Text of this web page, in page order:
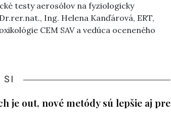
testy aerosólov na fyziologicky
Ing. Helena Kanďárová, ERT,
CEM SAV a vedúca oceneného
SI
je out, nové metódy sú lepšie aj pre